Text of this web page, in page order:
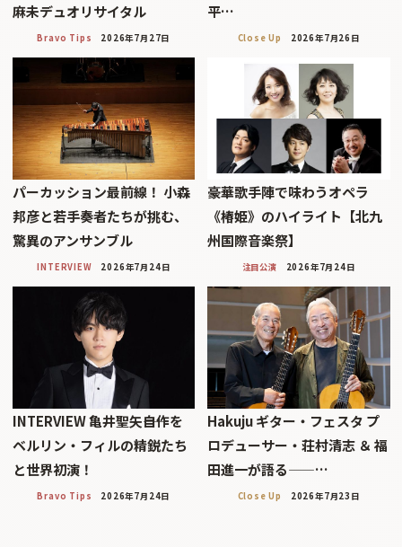
麻未デュオリサイタル
Bravo Tips 2026年7月27日
平…
Close Up 2026年7月26日
パーカッション最前線！ 小森
邦彦と若手奏者たちが挑む、
驚異のアンサンブル
INTERVIEW 2026年7月24日
豪華歌手陣で味わうオペラ
《椿姫》のハイライト【北九
州国際音楽祭】
注目公演 2026年7月24日
INTERVIEW 亀井聖矢――自作を
ベルリン・フィルの精鋭たち
と世界初演！
Bravo Tips 2026年7月24日
Hakuju ギター・フェスタ プ
ロデューサー・荘村清志 ＆ 福
田進一が語る——…
Close Up 2026年7月23日